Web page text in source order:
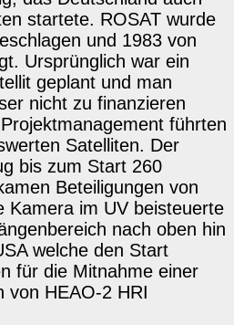
startete. ROSAT wurde
und 1983 von
Ursprünglich war ein
geplant und man
nicht zu finanzieren
führten
Satelliten. Der
bis zum Start 260
Beteiligungen von
Kamera im UV beisteuerte
nach oben hin
welche den Start
für die Mitnahme einer
von HEAO-2 HRI